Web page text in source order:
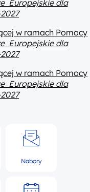
Europejskie dla
w ramach Pomocy
Europejskie dla
w ramach Pomocy
Europejskie dla
Nabory